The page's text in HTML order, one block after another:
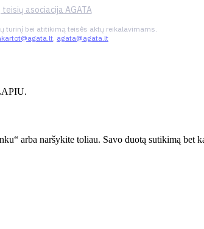
asociacija AGATA
turinį bei atitikimą teisės aktų reikalavimams.
, agata@agata.lt
arba naršykite toliau. Savo duotą sutikimą bet